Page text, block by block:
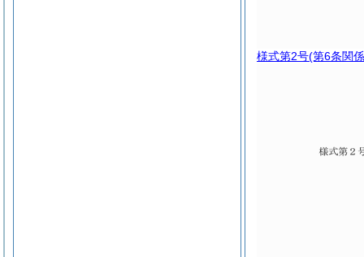
様式第2号(第6条関